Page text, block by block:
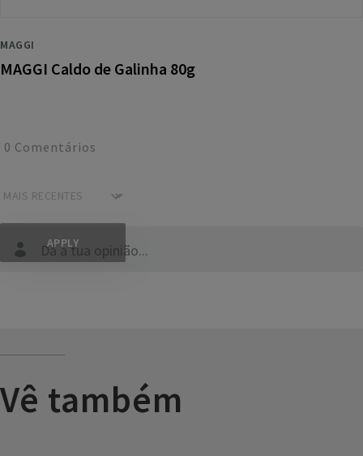
MAGGI
MAGGI Caldo de Galinha 80g
Dá a tua opinião...
0 Comentários
Vê também